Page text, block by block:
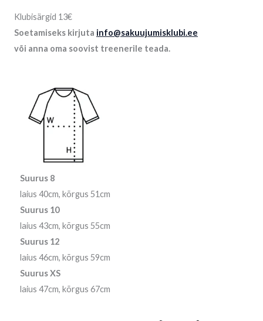
Klubisärgid 13€
Soetamiseks kirjuta info@sakuujumisklubi.ee
või anna oma soovist treenerile teada.
Suurus 8
laius 40cm, kõrgus 51cm
Suurus 10
laius 43cm, kõrgus 55cm
Suurus 12
laius 46cm, kõrgus 59cm
Suurus XS
laius 47cm, kõrgus 67cm